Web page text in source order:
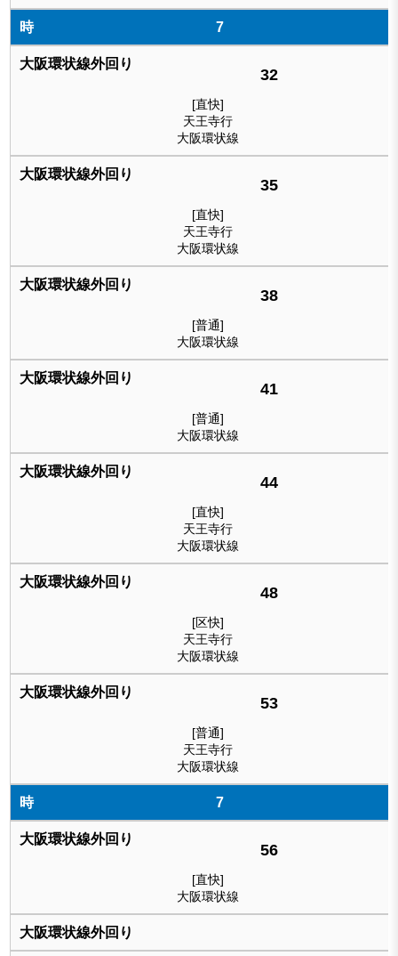
7
32
[直快]
天王寺行
大阪環状線
35
[直快]
天王寺行
大阪環状線
38
[普通]
大阪環状線
41
[普通]
大阪環状線
44
[直快]
天王寺行
大阪環状線
48
[区快]
天王寺行
大阪環状線
53
[普通]
天王寺行
大阪環状線
7
56
[直快]
大阪環状線